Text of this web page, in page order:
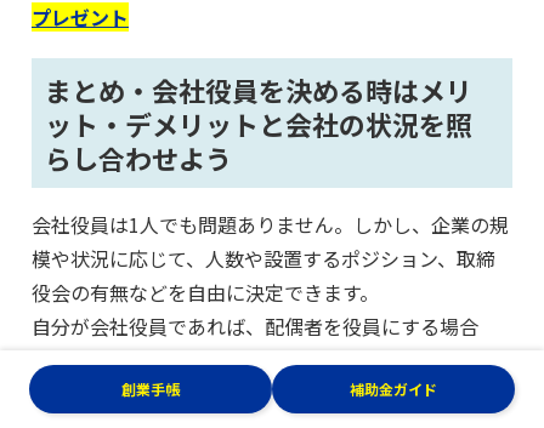
プレゼント
まとめ・会社役員を決める時はメリ
ット・デメリットと会社の状況を照
らし合わせよう
会社役員は1人でも問題ありません。しかし、企業の規
模や状況に応じて、人数や設置するポジション、取締
役会の有無などを自由に決定できます。
自分が会社役員であれば、配偶者を役員にする場合
や、他の社員を指名する場合でそれぞれのメリット・
デメリットがあります。
創業手帳 補助金ガイド